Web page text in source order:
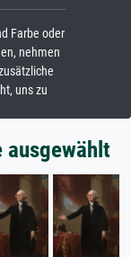
Farbe oder
nehmen
uns zu
ausgewählt